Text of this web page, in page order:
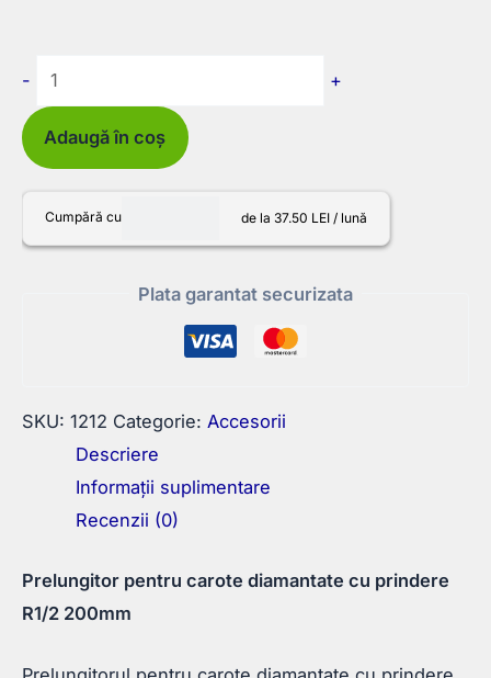
-
Cantitate
Prelungitor
pentru
carote
+
Adaugă în coș
Cumpără cu de la 37.50 LEI / lună
Plata garantat securizata
SKU: 1212 Categorie: Accesorii
Descriere
Informații suplimentare
Recenzii (0)
Prelungitor pentru carote diamantate cu prindere
R1/2 200mm